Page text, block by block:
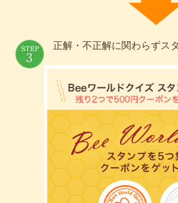
正解・不正解に関わらずス